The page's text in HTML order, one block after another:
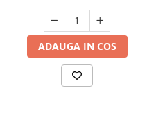
ADAUGA IN COS